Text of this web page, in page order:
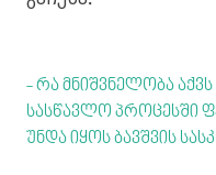
- რა მნიშვნელობა
სასწავლო პროცესში
უნდა იყოს ბავშვის